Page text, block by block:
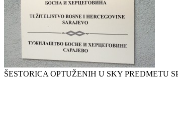
ŠESTORICA OPTUŽENIH U SKY PREDMETU